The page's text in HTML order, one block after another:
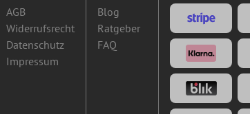
AGB
Widerrufsrecht
Datenschutz
Impressum
Blog
Ratgeber
FAQ